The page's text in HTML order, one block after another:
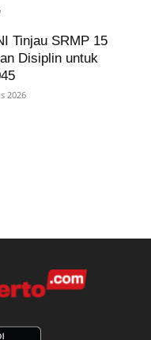
Tinjau SRMP 15
Disiplin untuk
2026